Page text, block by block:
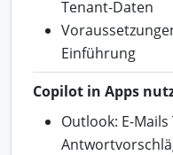
Tenant-Daten
Einführung
Copilot in Apps
Outlook: E-